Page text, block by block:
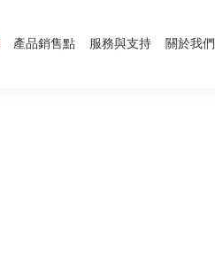
產品銷售點 服務與支持 關於我們